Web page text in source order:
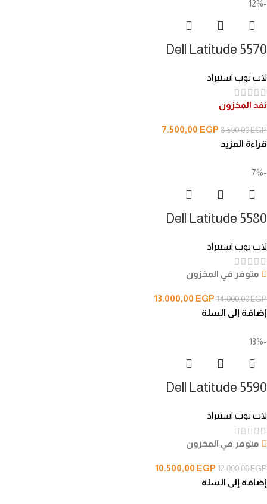
-12%
Dell Latitude 5570
لاب توب استيراد
نفد المخزون
8.500,00EGP
7.500,00 EGP
قراءة المزيد
-7%
Dell Latitude 5580
لاب توب استيراد
متوفر في المخزون
14.000,00EGP
13.000,00 EGP
إضافة إلى السلة
-13%
Dell Latitude 5590
لاب توب استيراد
متوفر في المخزون
12.000,00EGP
10.500,00 EGP
إضافة إلى السلة